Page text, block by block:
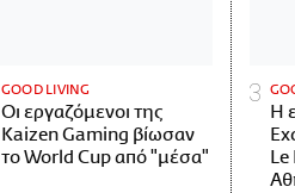
GOOD LIVING
Οι εργαζόμενοι της
Kaizen Gaming βίωσαν
το World Cup από "μέσα"
Η